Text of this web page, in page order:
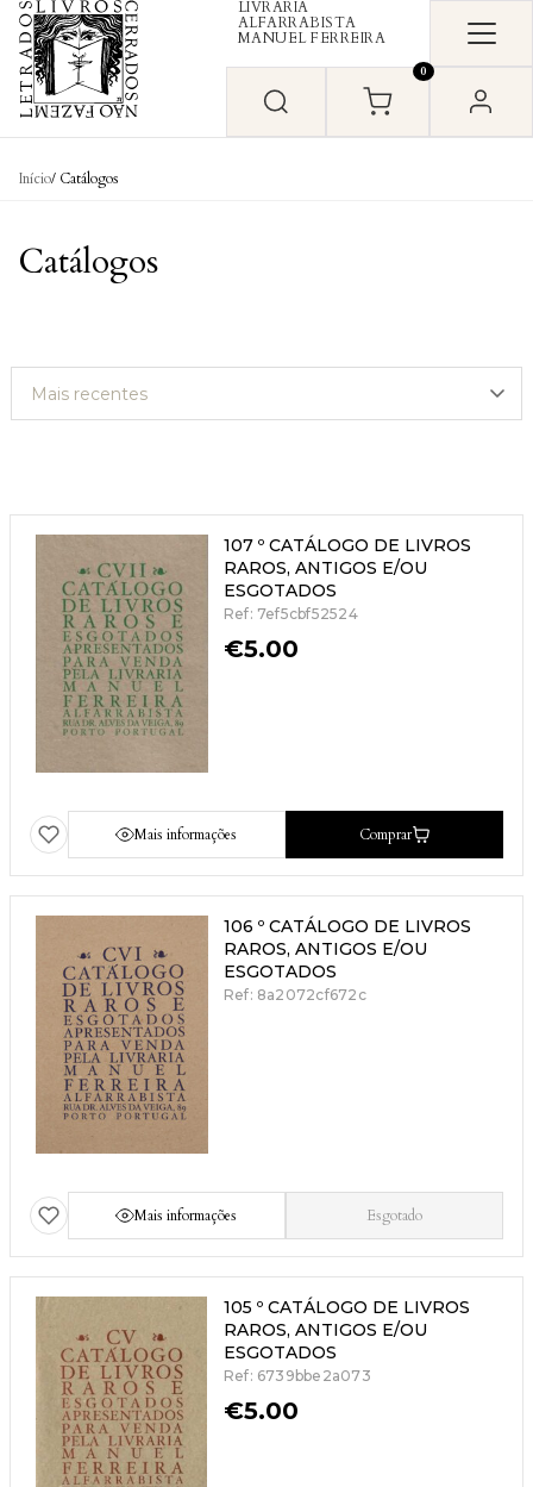
Skip to content
LIVRARIA
ALFARRABISTA
MANUEL FERREIRA
0
Início/ Catálogos
Catálogos
107 º CATÁLOGO DE LIVROS
RAROS, ANTIGOS E/OU
ESGOTADOS
Ref: 7ef5cbf52524
€5.00
Mais informações Comprar
106 º CATÁLOGO DE LIVROS
RAROS, ANTIGOS E/OU
ESGOTADOS
Ref: 8a2072cf672c
Mais informações Esgotado
105 º CATÁLOGO DE LIVROS
RAROS, ANTIGOS E/OU
ESGOTADOS
Ref: 6739bbe2a073
€5.00